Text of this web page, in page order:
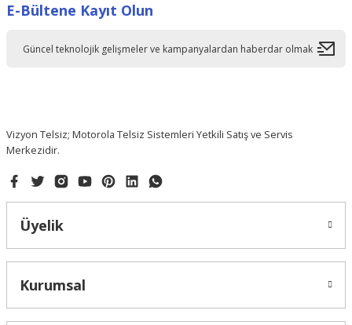
Ürün resmi kalitesiz, bozuk veya görüntülenemiyor.
E-Bültene Kayıt Olun
Vizyon Telsiz; Motorola Telsiz Sistemleri Yetkili Satış ve Servis
Merkezidir.
Üyelik
Kurumsal